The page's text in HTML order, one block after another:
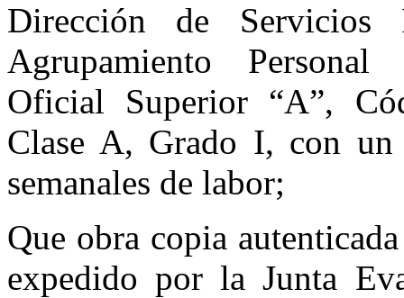
Dirección de
Agrupamiento
Oficial Superior “A”,
Clase A, Grado I, con un
semanales de labor;
Que obra copia
expedido por la Junta